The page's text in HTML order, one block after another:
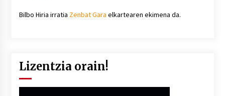
Bilbo Hiria irratia Zenbat Gara elkartearen ekimena da.
Lizentzia orain!